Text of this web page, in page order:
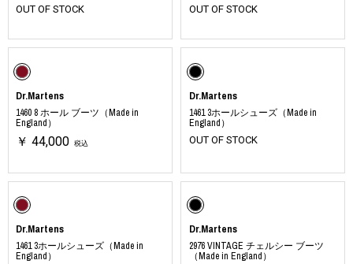
OUT OF STOCK OUT OF STOCK
Dr.Martens
1460 8 ホール ブーツ（Made in
England）
￥ 44,000 税込
Dr.Martens
1461 3ホールシューズ（Made in
England）
OUT OF STOCK
Dr.Martens
1461 3ホールシューズ（Made in
England）
Dr.Martens
2976 VINTAGE チェルシー ブーツ
（Made in England）